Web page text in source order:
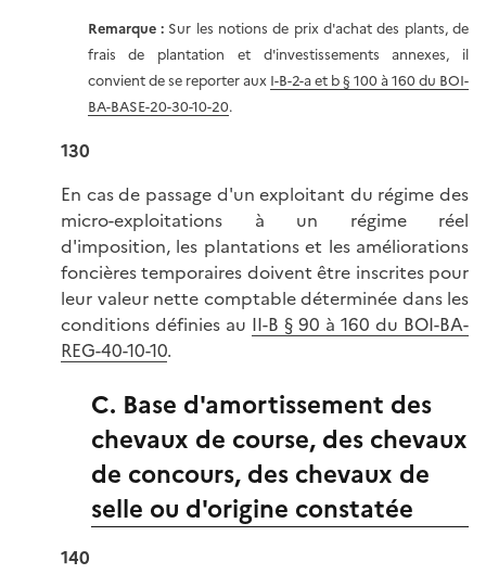
Remarque : Sur les notions de prix d'achat des plants, de
frais de plantation et d'investissements annexes, il
convient de se reporter aux I-B-2-a et b § 100 à 160 du BOI-
BA-BASE-20-30-10-20.
130
En cas de passage d'un exploitant du régime des
micro-exploitations à un régime réel
d'imposition, les plantations et les améliorations
foncières temporaires doivent être inscrites pour
leur valeur nette comptable déterminée dans les
conditions définies au II-B § 90 à 160 du BOI-BA-
REG-40-10-10.
C. Base d'amortissement des
chevaux de course, des chevaux
de concours, des chevaux de
selle ou d'origine constatée
140